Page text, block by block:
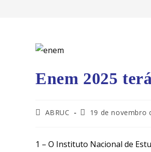
Enem 2025
ABRUC 19 de novembro
1 – O Instituto Nacional de